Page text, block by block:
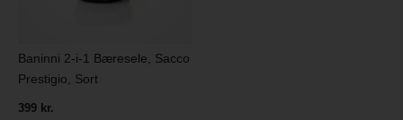
Baninni 2-i-1 Bæresele, Sacco
Prestigio, Sort
399 kr.